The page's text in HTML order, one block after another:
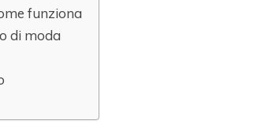
funziona
di moda